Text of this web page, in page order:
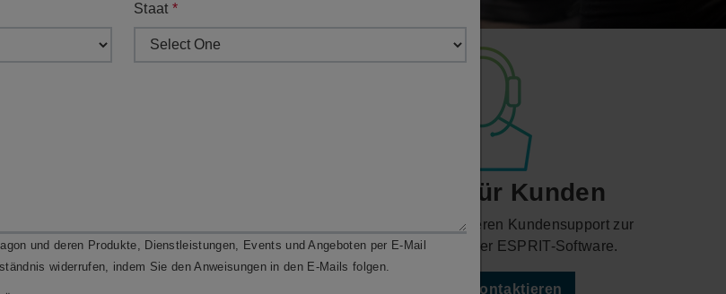
direkte Unterstützung bei Fragen bzgl. des
Vertriebs.
Support für Kunden
Kontaktieren Sie unseren Kundensupport zur
Unterstützung mit der ESPRIT-Software.
Support kontaktieren
Staat *
und deren Produkte, Dienstleistungen, Events und Angeboten per E-Mail
widerrufen, indem Sie den Anweisungen in den E-Mails folgen.